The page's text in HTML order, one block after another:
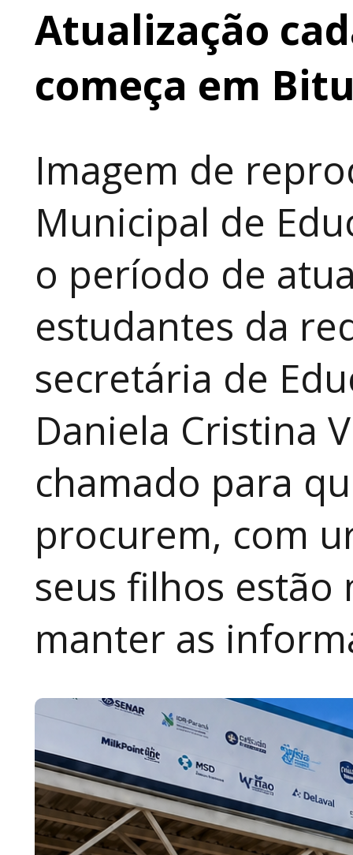
Atualização
começa em
Imagem de
Municipal de
o período de
estudantes da
secretária de
Daniela Cristina
chamado para
procurem, com
seus filhos
manter as